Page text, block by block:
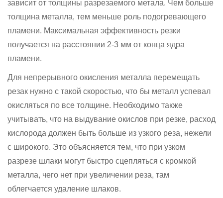
зависит от толщины разрезаемого метала. Чем больше
толщина металла, тем меньше роль подогревающего
пламени. Максимальная эффективность резки
получается на расстоянии 2-3 мм от конца ядра
пламени.
Для непрерывного окисления металла перемещать
резак нужно с такой скоростью, что бы металл успевал
окисляться по все толщине. Необходимо также
учитывать, что на выдувание окислов при резке, расход
кислорода должен быть больше из узкого реза, нежели
с широкого. Это объясняется тем, что при узком
разрезе шлаки могут быстро сцепляться с кромкой
металла, чего нет при увеличении реза, там
облегчается удаление шлаков.